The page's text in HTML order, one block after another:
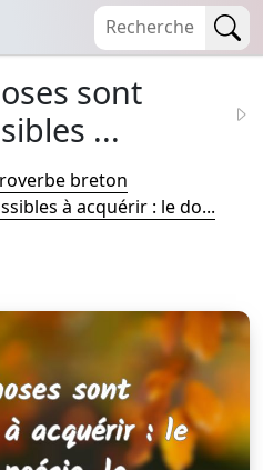
sont
...
breton
à acquérir : le do...